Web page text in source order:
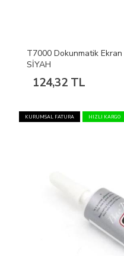
T7000 Dokunmatik Ekran
SİYAH
124,32 TL
KURUMSAL FATURA HIZLI KARGO